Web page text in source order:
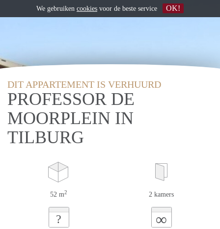
DIT APPARTEMENT IS VERHUURD
PROFESSOR DE
MOORPLEIN IN
TILBURG
52 m2 2 kamers
? ∞
We gebruiken cookies voor de beste service OK!